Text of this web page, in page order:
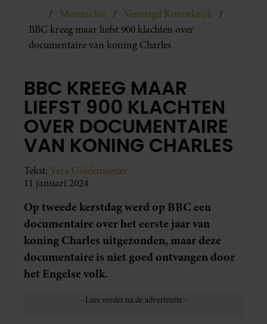
Monarchie
Verenigd Koninkrijk
BBC kreeg maar liefst 900 klachten over
documentaire van koning Charles
BBC KREEG MAAR
LIEFST 900 KLACHTEN
OVER DOCUMENTAIRE
VAN KONING CHARLES
Tekst: Vera Guldemeester
11 januari 2024
Op tweede kerstdag werd op BBC een
documentaire over het eerste jaar van
koning Charles uitgezonden, maar deze
documentaire is niet goed ontvangen door
het Engelse volk.